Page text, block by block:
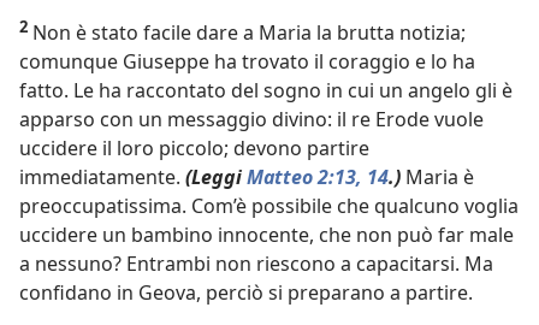
2 Non è stato facile dare a Maria la brutta notizia;
comunque Giuseppe ha trovato il coraggio e lo ha
fatto. Le ha raccontato del sogno in cui un angelo gli è
apparso con un messaggio divino: il re Erode vuole
uccidere il loro piccolo; devono partire
immediatamente. (LeggiMatteo 2:13, 14.) Maria è
preoccupatissima. Com’è possibile che qualcuno voglia
uccidere un bambino innocente, che non può far male
a nessuno? Entrambi non riescono a capacitarsi. Ma
confidano in Geova, perciò si preparano a partire.